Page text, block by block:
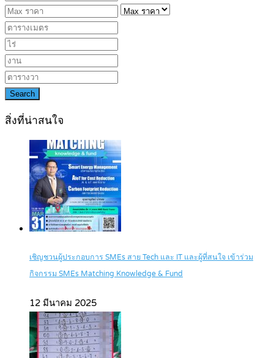
Search
สิ่งที่น่าสนใจ
เชิญชวนผู้ประกอบการ SMEs สาย Tech และ IT และผู้ที่สนใจ เข้าร่วม
กิจกรรม SMEs Matching Knowledge & Fund
12 มีนาคม 2025